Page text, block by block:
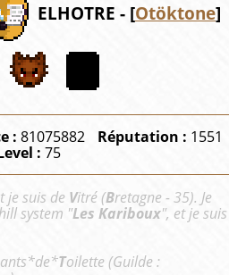
ELHOTRE - [Otöktone]
:81075882 Réputation : 1551
: 75
je suis de Vitré (Bretagne - 35). Je
system "Les Kariboux", et je suis
ants*de*Toilette (Guilde :